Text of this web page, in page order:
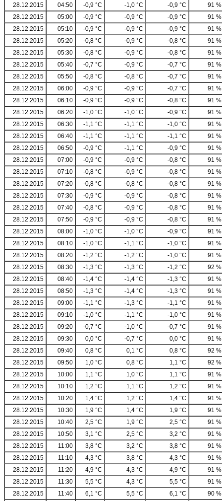
28.12.2015
04:50 -0,9 °C -1,0 °C -0,9 °C
91 %
28.12.2015
05:00 -0,9 °C -0,9 °C -0,9 °C
91 %
28.12.2015
05:10 -0,9 °C -0,9 °C -0,9 °C
91 %
28.12.2015
05:20 -0,8 °C -0,9 °C -0,8 °C
91 %
28.12.2015
05:30 -0,8 °C -0,9 °C -0,8 °C
91 %
28.12.2015
05:40 -0,7 °C -0,9 °C -0,7 °C
91 %
28.12.2015
05:50 -0,8 °C -0,8 °C -0,7 °C
91 %
28.12.2015
06:00 -0,9 °C -0,9 °C -0,7 °C
91 %
28.12.2015
06:10 -0,9 °C -0,9 °C -0,8 °C
91 %
28.12.2015
06:20 -1,0 °C -1,0 °C -0,9 °C
91 %
28.12.2015
06:30 -1,1 °C -1,1 °C -1,0 °C
91 %
28.12.2015
06:40 -1,1 °C -1,1 °C -1,1 °C
91 %
28.12.2015
06:50 -0,9 °C -1,1 °C -0,9 °C
91 %
28.12.2015
07:00 -0,9 °C -0,9 °C -0,8 °C
91 %
28.12.2015
07:10 -0,8 °C -0,9 °C -0,8 °C
91 %
28.12.2015
07:20 -0,8 °C -0,8 °C -0,8 °C
91 %
28.12.2015
07:30 -0,9 °C -0,9 °C -0,8 °C
91 %
28.12.2015
07:40 -0,8 °C -0,9 °C -0,8 °C
91 %
28.12.2015
07:50 -0,9 °C -0,9 °C -0,8 °C
91 %
28.12.2015
08:00 -1,0 °C -1,0 °C -0,9 °C
91 %
28.12.2015
08:10 -1,0 °C -1,1 °C -1,0 °C
91 %
28.12.2015
08:20 -1,2 °C -1,2 °C -1,0 °C
91 %
28.12.2015
08:30 -1,3 °C -1,3 °C -1,2 °C
92 %
28.12.2015
08:40 -1,4 °C -1,4 °C -1,3 °C
91 %
28.12.2015
08:50 -1,3 °C -1,4 °C -1,3 °C
91 %
28.12.2015
09:00 -1,1 °C -1,3 °C -1,1 °C
91 %
28.12.2015
09:10 -1,0 °C -1,1 °C -1,0 °C
91 %
28.12.2015
09:20 -0,7 °C -1,0 °C -0,7 °C
91 %
28.12.2015
09:30 0,0 °C -0,7 °C 0,0 °C
91 %
28.12.2015
09:40 0,8 °C 0,1 °C 0,8 °C
92 %
28.12.2015
09:50 1,0 °C 0,8 °C 1,1 °C
92 %
28.12.2015
10:00 1,1 °C 1,0 °C 1,1 °C
91 %
28.12.2015
10:10 1,2 °C 1,1 °C 1,2 °C
91 %
28.12.2015
10:20 1,4 °C 1,2 °C 1,4 °C
91 %
28.12.2015
10:30 1,9 °C 1,4 °C 1,9 °C
91 %
28.12.2015
10:40 2,5 °C 1,9 °C 2,5 °C
91 %
28.12.2015
10:50 3,1 °C 2,5 °C 3,2 °C
91 %
28.12.2015
11:00 3,8 °C 3,2 °C 3,8 °C
91 %
28.12.2015
11:10 4,3 °C 3,8 °C 4,3 °C
91 %
28.12.2015
11:20 4,9 °C 4,3 °C 4,9 °C
91 %
28.12.2015
11:30 5,5 °C 4,3 °C 5,5 °C
91 %
28.12.2015
11:40 6,1 °C 5,5 °C 6,1 °C
90 %